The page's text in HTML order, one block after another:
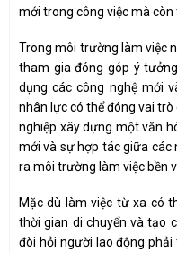
mới trong công việc mà còn
Trong môi trường làm việc
tham gia đóng góp ý
dụng các công nghệ mới
nhân lực có thể đóng vai
nghiệp xây dựng một văn
mới và sự hợp tác giữa các
ra môi trường làm việc bền
Mặc dù làm việc từ xa có
thời gian di chuyển và tạo
đòi hỏi người lao động